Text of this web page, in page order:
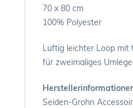
70 x 80 cm
100% Polyester
Luftig leichter Loop mit
für zweimaliges
Seiden-Grohn